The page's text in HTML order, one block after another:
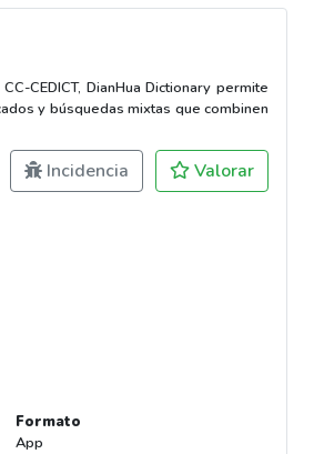
CEDICT, DianHua Dictionary permite
y búsquedas mixtas que combinen
Incidencia Valorar
Formato
App